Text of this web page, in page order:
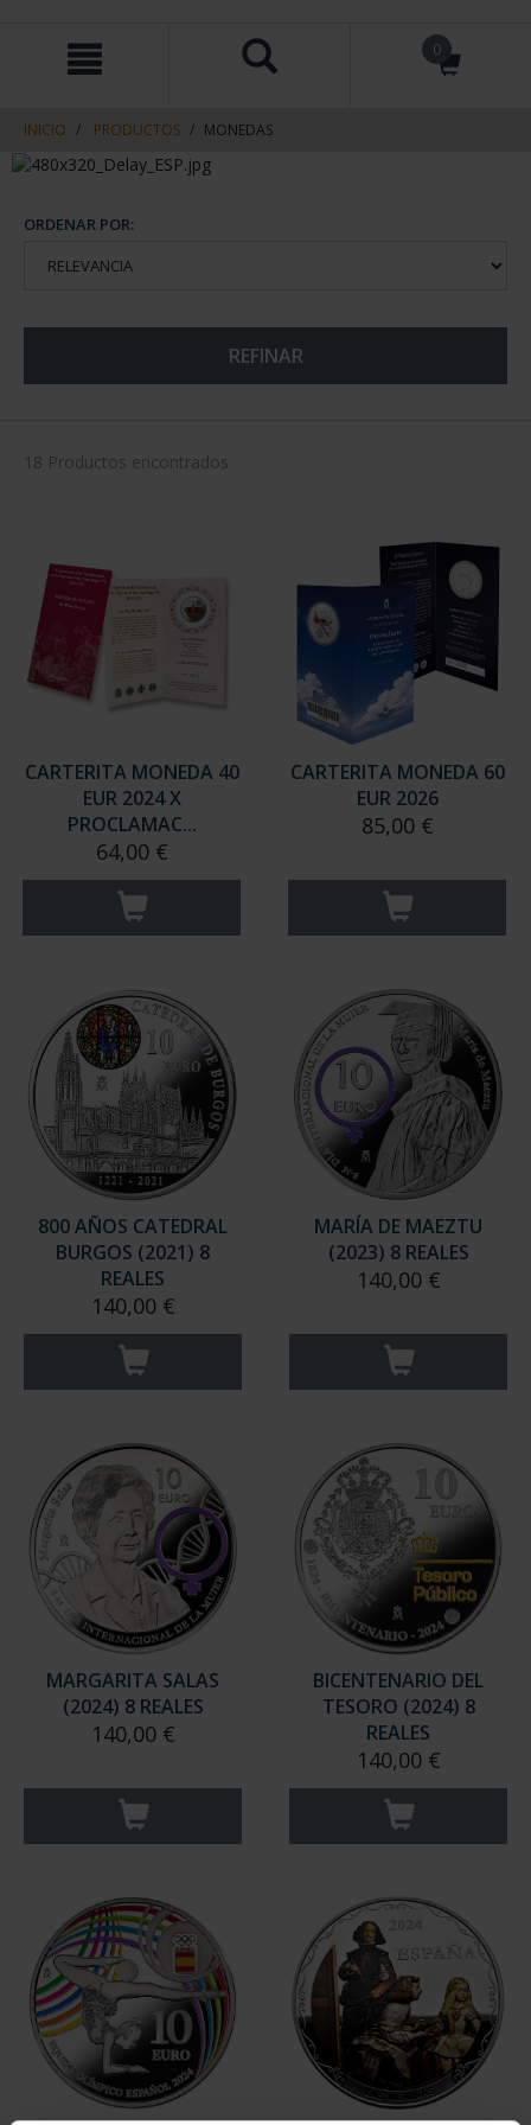
contenido
navegacin
0
INICIO PRODUCTOS MONEDAS
ORDENAR POR:
REFINAR
18 Productos encontrados
CARTERITA MONEDA 40
EUR 2024 X
PROCLAMAC...
64,00 €
CARTERITA MONEDA 60
EUR 2026
85,00 €
800 AÑOS CATEDRAL
BURGOS (2021) 8
REALES
140,00 €
MARÍA DE MAEZTU
(2023) 8 REALES
140,00 €
MARGARITA SALAS
(2024) 8 REALES
140,00 €
BICENTENARIO DEL
TESORO (2024) 8
REALES
140,00 €